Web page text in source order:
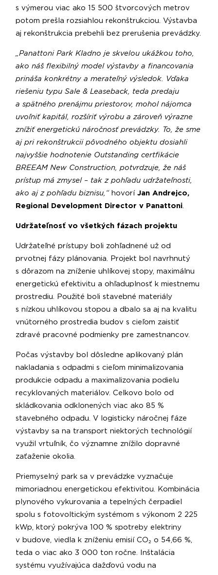
s výmerou viac ako 15 500 štvorcových metrov
potom prešla rozsiahlou rekonštrukciou. Výstavba
aj rekonštrukcia prebehli bez prerušenia prevádzky.
„Panattoni Park Kladno je skvelou ukážkou toho,
ako náš flexibilný model výstavby a financovania
prináša konkrétny a merateľný výsledok. Vďaka
riešeniu typu Sale & Leaseback, teda predaju
a spätného prenájmu priestorov, mohol nájomca
uvoľniť kapitál, rozšíriť výrobu a zároveň výrazne
znížiť energetickú náročnosť prevádzky. To, že sme
aj pri rekonštrukcii pôvodného objektu dosiahli
najvyššie hodnotenie Outstanding certfikácie
BREEAM New Construction, potvrdzuje, že náš
prístup má zmysel – tak z pohľadu udržateľnosti,
ako aj z pohľadu biznisu,“ hovorí Jan Andrejco,
Regional Development Director v Panattoni.
Udržateľnosť vo všetkých fázach projektu
Udržateľné prístupy boli zohľadnené už od
prvotnej fázy plánovania. Projekt bol navrhnutý
s dôrazom na zníženie uhlíkovej stopy, maximálnu
energetickú efektivitu a ohľaduplnosť k miestnemu
prostrediu. Použité boli stavebné materiály
s nízkou uhlíkovou stopou a dbalo sa aj na kvalitu
vnútorného prostredia budov s cieľom zaistiť
zdravé pracovné podmienky pre zamestnancov.
Počas výstavby bol dôsledne aplikovaný plán
nakladania s odpadmi s cieľom minimalizovania
produkcie odpadu a maximalizovania podielu
recyklovaných materiálov. Celkovo bolo od
skládkovania odklonených viac ako 85 %
stavebného odpadu. V logisticky náročnej fáze
výstavby sa na transport niektorých technológií
využil vrtuľník, čo významne znížilo dopravné
zaťaženie okolia.
Priemyselný park sa v prevádzke vyznačuje
mimoriadnou energetickou efektivitou. Kombinácia
plynového vykurovania a tepelných čerpadiel
spolu s fotovoltickým systémom s výkonom 2 225
kWp, ktorý pokrýva 100 % spotreby elektriny
v budove, viedla k zníženiu emisií CO₂ o 54,66 %,
teda o viac ako 3 000 ton ročne. Inštalácia
systému využívajúca dažďovú vodu na